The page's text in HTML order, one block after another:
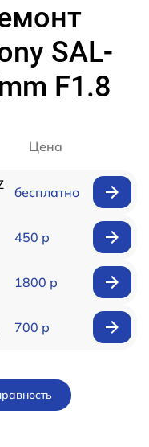
SAL-
F1.8
Цена
бесплатно
450 р
1800 р
700 р